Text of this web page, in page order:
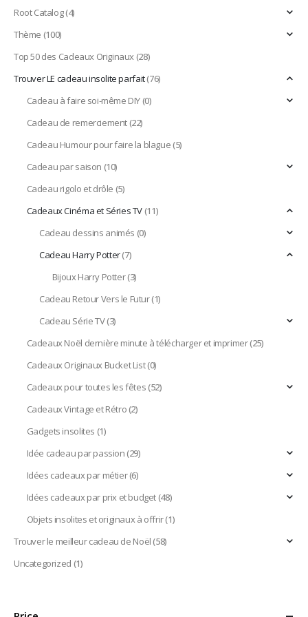
Root Catalog(4)
Thème (100)
Top 50 des Cadeaux Originaux(28)
Trouver LE cadeau insolite parfait(76)
Cadeau à faire soi-même DIY(0)
Cadeau de remerciement(22)
Cadeau Humour pour faire la blague(5)
Cadeau par saison (10)
Cadeau rigolo et drôle (5)
Cadeaux Cinéma et Séries TV(11)
Cadeau dessins animés (0)
Cadeau Harry Potter(7)
Bijoux Harry Potter(3)
Cadeau Retour Vers le Futur(1)
Cadeau Série TV(3)
Cadeaux Noël dernière minute à télécharger et imprimer(25)
Cadeaux Originaux Bucket List(0)
Cadeaux pour toutes les fêtes(52)
Cadeaux Vintage et Rétro(2)
Gadgets insolites (1)
Idée cadeau par passion(29)
Idées cadeaux par métier(6)
Idées cadeaux par prix et budget(48)
Objets insolites et originaux à offrir(1)
Trouver le meilleur cadeau de Noël(58)
Uncategorized (1)